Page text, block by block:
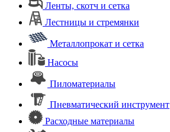
Ленты, скотч и сетка
Лестницы и стремянки
Металлопрокат и сетка
Насосы
Пиломатериалы
Пневматический инструмент
Расходные материалы